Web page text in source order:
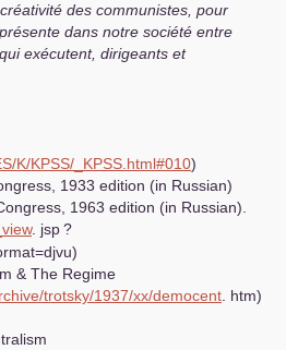
des communistes, pour
dans notre société entre
exécutent, dirigeants et
K/KPSS/_KPSS.html#010)
1933 edition (in Russian)
1963 edition (in Russian).
. jsp?
& The Regime
trotsky/1937/xx/democent . htm)